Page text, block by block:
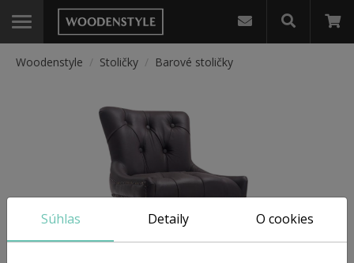
Woodenstyle / Stoličky / Barové stoličky
Stoly
Stoly do jedálne
Stoly do obývačky
Stoly s rozkladaním
Súhlas Detaily O cookies